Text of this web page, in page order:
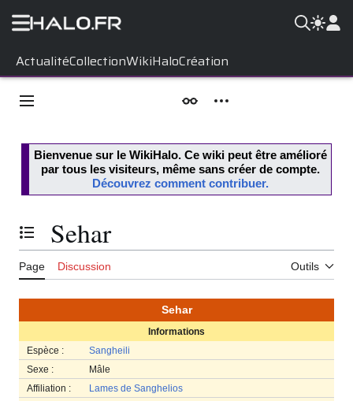
ActualitéCollectionWikiHaloCréation
contenu
Menu principal ApparenceOutils personnels
Bienvenue sur le WikiHalo. Ce wiki peut être amélioré
par tous les visiteurs, même sans créer de compte.
Découvrez comment contribuer.
Basculer la table des matières
Sehar
Page Discussion Outils
Sehar
Informations
Espèce :
Sangheili
Sexe :
Mâle
Affiliation :
Lames de Sanghelios